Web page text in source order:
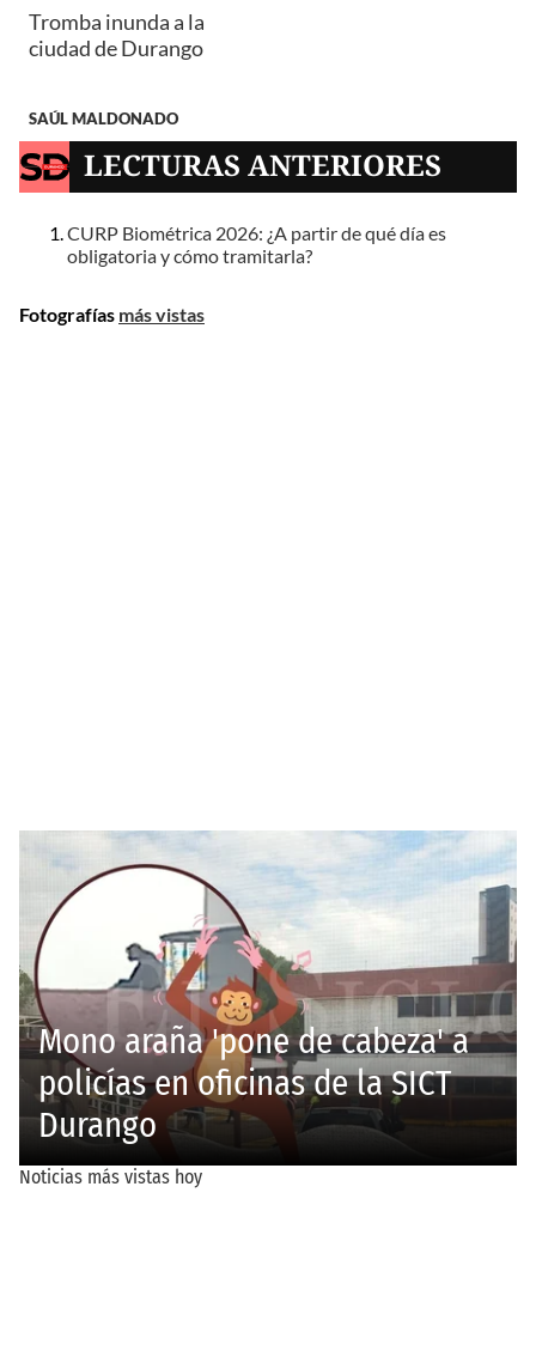
Tromba inunda a la
ciudad de Durango
SAÚL MALDONADO
LECTURAS ANTERIORES
CURP Biométrica 2026: ¿A partir de qué día es
obligatoria y cómo tramitarla?
Fotografías más vistas